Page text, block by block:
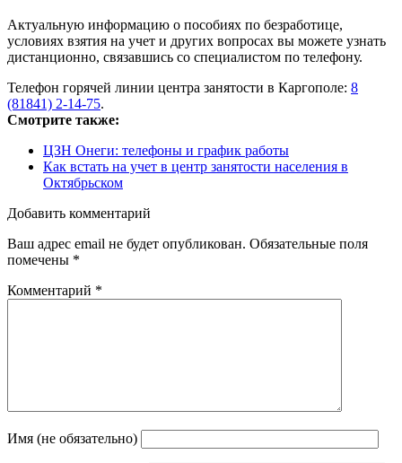
Актуальную информацию о пособиях по безработице,
условиях взятия на учет и других вопросах вы можете узнать
дистанционно, связавшись со специалистом по телефону.
Телефон горячей линии центра занятости в Каргополе: 8
(81841) 2-14-75.
Смотрите также:
ЦЗН Онеги: телефоны и график работы
Как встать на учет в центр занятости населения в
Октябрьском
Добавить комментарий
Ваш адрес email не будет опубликован. Обязательные поля
помечены *
Комментарий *
Имя (не обязательно)